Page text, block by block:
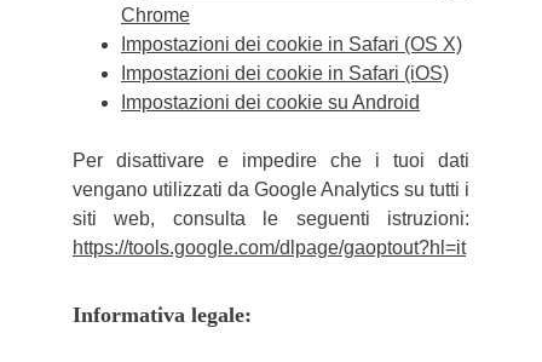
Chrome
Impostazioni dei cookie in Safari (OS X)
Impostazioni dei cookie in Safari (iOS)
Impostazioni dei cookie su Android
Per disattivare e impedire che i tuoi dati
vengano utilizzati da Google Analytics su tutti i
siti web, consulta le seguenti istruzioni:
https://tools.google.com/dlpage/gaoptout?hl=it
Informativa legale: